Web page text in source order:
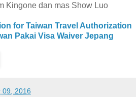
Kingone dan mas Show Luo
for Taiwan Travel Authorization
Pakai Visa Waiver Jepang
09, 2016